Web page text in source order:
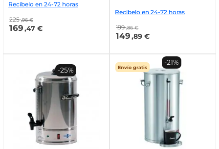
Recíbelo en 24-72 horas
225 ,96 €
169,47 €
Recíbelo en 24-72 horas
199 ,86 €
149,89 €
-25% Envío gratis
-21%